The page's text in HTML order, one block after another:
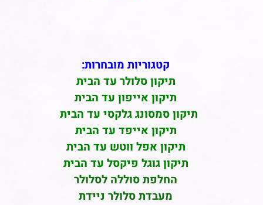
קטגוריות מובחרות:
תיקון סלולר עד הבית
תיקון אייפון עד הבית
תיקון סמסונג גלקסי עד הבית
תיקון אייפד עד הבית
תיקון אפל ווטש עד הבית
תיקון גוגל פיקסל עד הבית
החלפת סוללה לסלולר
מעבדת סלולר ניידת